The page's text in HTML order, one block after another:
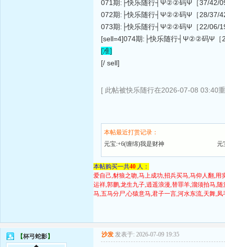
071期:├快乐随行┤Ψ②②码Ψ［37/42/
072期:├快乐随行┤Ψ②②码Ψ［28/37/
073期:├快乐随行┤Ψ②②码Ψ［22/06/
[sell=4]074期:├快乐随行┤Ψ②②码Ψ［
[准]
[/ sell]
[ 此帖被快乐随行在2026-07-08 03:40
本帖最近打赏记录：
元宝:+6(缠绵)我是财神
元
本帖购买一共40 人：
爱自己,豺狼之吻,马上成功,招兵买马,马仰人翻,
运祥,郭鹏,龙生九子,逍遥浪漫,替罪羊,溜须拍马,
马,五马分尸,心猿意马,君子一言,河水东流,天舞,凤
【杯弓蛇影】 沙发 发表于: 2026-07-09 19:35